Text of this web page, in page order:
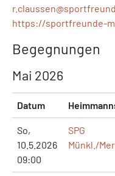
r.claussen@
https://sportfreunde-
Begegnungen
Mai 2026
Datum
So,
10.5.2026
09:00
SPG
Münkl./